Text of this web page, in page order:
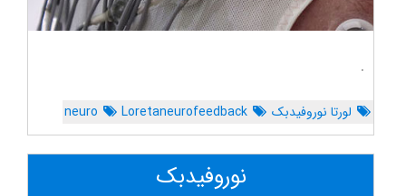
.
لورتا نوروفیدبک Loretaneurofeedback
neuro
نوروفیدبک